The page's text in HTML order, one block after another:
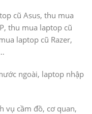
cũ Asus, thu mua
thu mua laptop cũ
laptop cũ Razer,
ngoài, laptop nhập
vụ cầm đồ, cơ quan,